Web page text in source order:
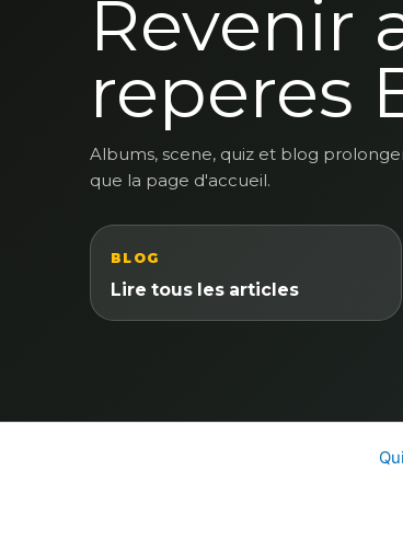
Revenir
reperes
Albums, scene, quiz et blog
que la page d'accueil.
BLOG
Lire tous les articles